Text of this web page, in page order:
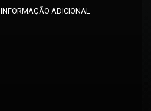
INFORMAÇÃO ADICIONAL